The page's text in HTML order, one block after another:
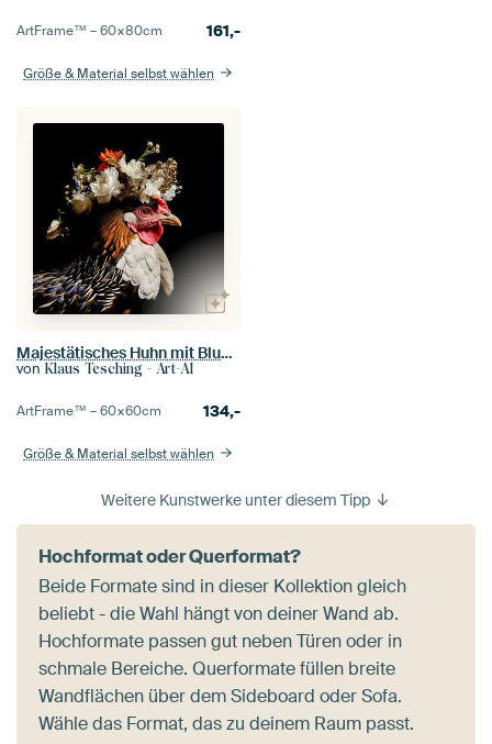
ArtFrame™ –60×80cm 161,-
Größe & Material selbst wählen
Majestätisches Huhn mit Blumenkrone
von Klaus Tesching - Art-AI
ArtFrame™ –60×60cm 134,-
Größe & Material selbst wählen
Weitere Kunstwerke unter diesem Tipp
Hochformat oder Querformat?
Beide Formate sind in dieser Kollektion gleich
beliebt - die Wahl hängt von deiner Wand ab.
Hochformate passen gut neben Türen oder in
schmale Bereiche. Querformate füllen breite
Wandflächen über dem Sideboard oder Sofa.
Wähle das Format, das zu deinem Raum passt.